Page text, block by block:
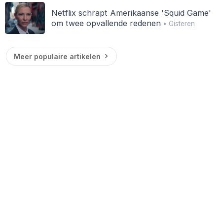
Netflix schrapt Amerikaanse 'Squid Game'
om twee opvallende redenen• Gisteren
Meer populaire artikelen